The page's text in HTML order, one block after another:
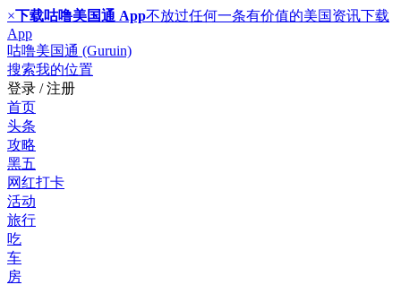
×下载咕噜美国通 App不放过任何一条有价值的美国资讯下载
App
咕噜美国通 (Guruin)
搜索我的位置
登录 / 注册
首页
头条
攻略
黑五
网红打卡
活动
旅行
吃
车
房